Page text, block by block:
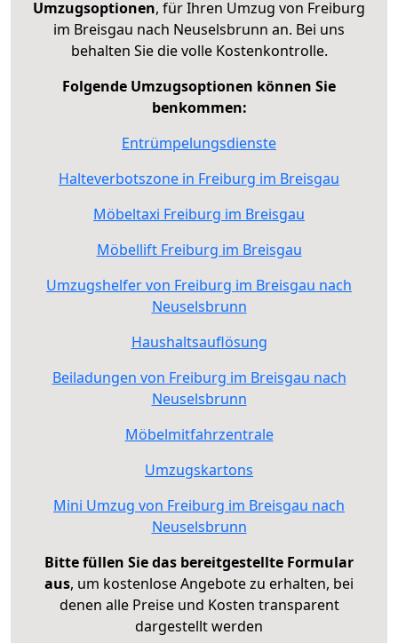
Umzugsoptionen, für Ihren Umzug von Freiburg
im Breisgau nach Neuselsbrunn an. Bei uns
behalten Sie die volle Kostenkontrolle.
Folgende Umzugsoptionen können Sie
benkommen:
Entrümpelungsdienste
Halteverbotszone in Freiburg im Breisgau
Möbeltaxi Freiburg im Breisgau
Möbellift Freiburg im Breisgau
Umzugshelfer von Freiburg im Breisgau nach
Neuselsbrunn
Haushaltsauflösung
Beiladungen von Freiburg im Breisgau nach
Neuselsbrunn
Möbelmitfahrzentrale
Umzugskartons
Mini Umzug von Freiburg im Breisgau nach
Neuselsbrunn
Bitte füllen Sie das bereitgestellte Formular
aus, um kostenlose Angebote zu erhalten, bei
denen alle Preise und Kosten transparent
dargestellt werden